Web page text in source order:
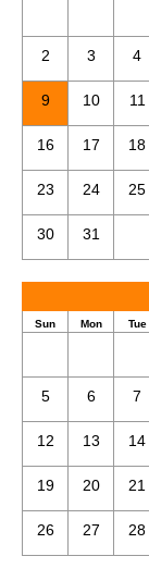
2 3 4
9 10 11
16 17 18
23 24 25
30 31
Sun Mon Tue
5 6 7
12 13 14
19 20 21
26 27 28